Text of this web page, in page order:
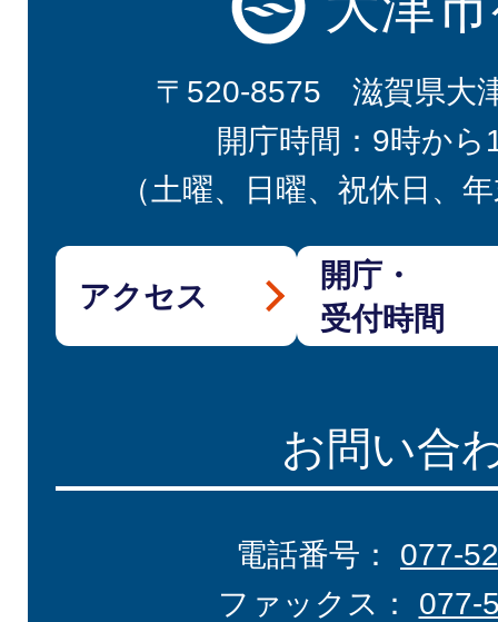
〒520-8575 滋賀県大
開庁時間：9時から
（土曜、日曜、祝休日、
アクセス
開庁・
受付時間
お問い合
電話番号： 077-
ファックス： 077-